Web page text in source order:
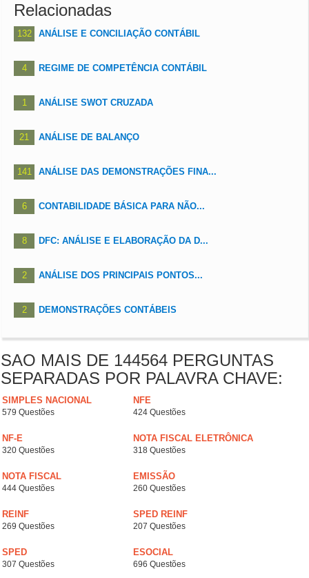
Relacionadas
132 ANÁLISE E CONCILIAÇÃO CONTÁBIL
4 REGIME DE COMPETÊNCIA CONTÁBIL
1 ANÁLISE SWOT CRUZADA
21 ANÁLISE DE BALANÇO
141 ANÁLISE DAS DEMONSTRAÇÕES FINA...
6 CONTABILIDADE BÁSICA PARA NÃO...
8 DFC: ANÁLISE E ELABORAÇÃO DA D...
2 ANÁLISE DOS PRINCIPAIS PONTOS...
2 DEMONSTRAÇÕES CONTÁBEIS
SAO MAIS DE 144564 PERGUNTAS
SEPARADAS POR PALAVRA CHAVE:
SIMPLES NACIONAL
579 Questões
NFE
424 Questões
NF-E
320 Questões
NOTA FISCAL ELETRÔNICA
318 Questões
NOTA FISCAL
444 Questões
EMISSÃO
260 Questões
REINF
269 Questões
SPED REINF
207 Questões
SPED
307 Questões
ESOCIAL
696 Questões